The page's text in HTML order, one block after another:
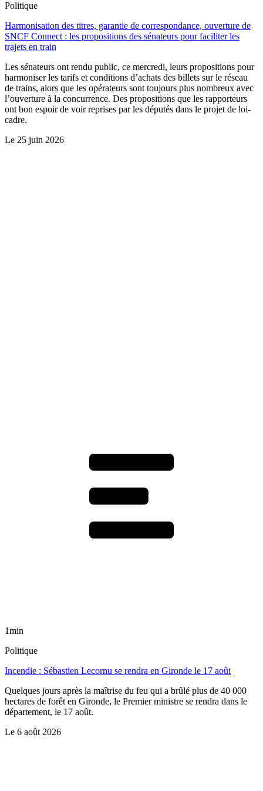
Politique
Harmonisation des titres, garantie de correspondance, ouverture de
SNCF Connect : les propositions des sénateurs pour faciliter les
trajets en train
Les sénateurs ont rendu public, ce mercredi, leurs propositions pour
harmoniser les tarifs et conditions d’achats des billets sur le réseau
de trains, alors que les opérateurs sont toujours plus nombreux avec
l’ouverture à la concurrence. Des propositions que les rapporteurs
ont bon espoir de voir reprises par les députés dans le projet de loi-
cadre.
Le 25 juin 2026
1min
Politique
Incendie : Sébastien Lecornu se rendra en Gironde le 17 août
Quelques jours après la maîtrise du feu qui a brûlé plus de 40 000
hectares de forêt en Gironde, le Premier ministre se rendra dans le
département, le 17 août.
Le 6 août 2026